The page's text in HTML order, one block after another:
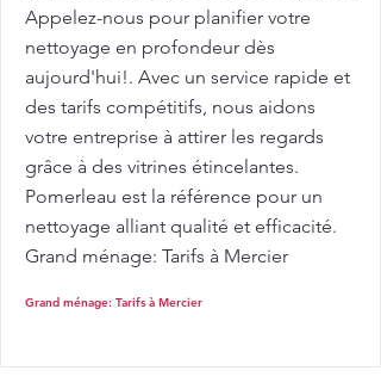
Appelez-nous pour planifier votre
nettoyage en profondeur dès
aujourd'hui!. Avec un service rapide et
des tarifs compétitifs, nous aidons
votre entreprise à attirer les regards
grâce à des vitrines étincelantes.
Pomerleau est la référence pour un
nettoyage alliant qualité et efficacité.
Grand ménage: Tarifs à Mercier
Grand ménage: Tarifs à Mercier